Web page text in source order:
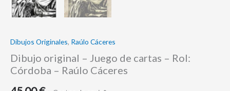
Dibujos Originales, Raúlo Cáceres
Dibujo original – Juego de cartas – Rol:
Córdoba – Raúlo Cáceres